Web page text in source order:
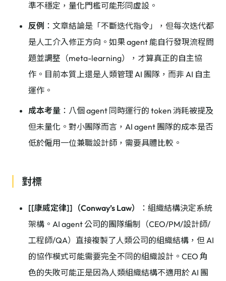
準不穩定，量化門檻可能形同虛設。
反例 ：文章結論是「不斷迭代指令」，但每次迭代都
是人工介入修正方向。如果 agent 能自行發現流程問
題並調整（meta-learning），才算真正的自主協
作。目前本質上還是人類管理 AI 團隊，而非 AI 自主
運作。
成本考量 ：八個 agent 同時運行的 token 消耗被提及
但未量化。對小團隊而言，AI agent 團隊的成本是否
低於僱用一位兼職設計師，需要具體比較。
對標
[[康威定律]]（Conway’s Law）
：組織結構決定系統
架構。AI agent 公司的團隊編制（CEO/PM/設計師/
工程師/QA）直接複製了人類公司的組織結構，但 AI
的協作模式可能需要完全不同的組織設計。CEO 角
色的失敗可能正是因為人類組織結構不適用於 AI 團